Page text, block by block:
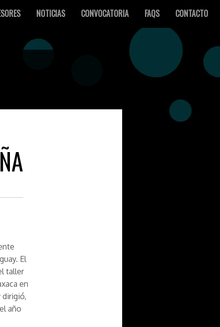
NOTICIAS CONVOCATORIA FAQS CONTACTO
El
taller
en
dirigió,
año